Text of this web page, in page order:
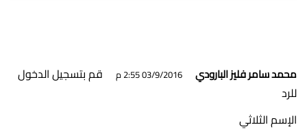
محمد سامر فليز البارودي 03/9/2016 2:55 م
قم بتسجيل الدخول
للرد
الإسم الثلاثي